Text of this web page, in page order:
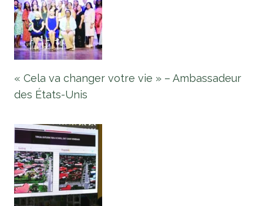
« Cela va changer votre vie » – Ambassadeur
des États-Unis